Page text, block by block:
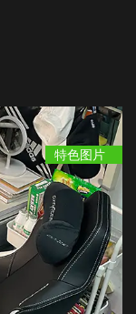
特色图片